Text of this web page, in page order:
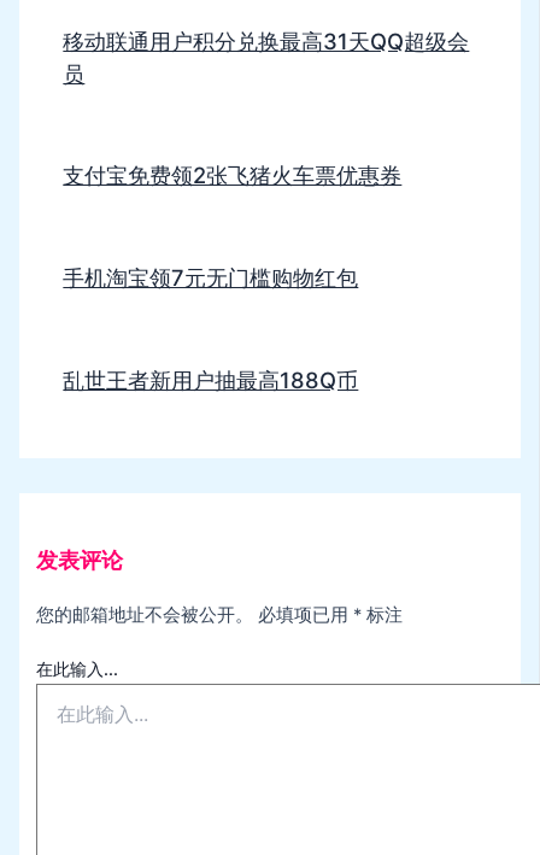
移动联通用户积分兑换最高31天QQ超级会
员
支付宝免费领2张飞猪火车票优惠券
手机淘宝领7元无门槛购物红包
乱世王者新用户抽最高188Q币
发表评论
您的邮箱地址不会被公开。 必填项已用 * 标注
在此输入...